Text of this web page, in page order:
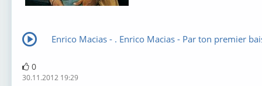
Enrico Macias - . Enrico Macias - Par ton premier
0
30.11.2012 19:29